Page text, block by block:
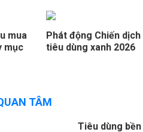
mua
mục
Phát động Chiến dịch
tiêu dùng xanh 2026
TÂM
Tiêu dùng